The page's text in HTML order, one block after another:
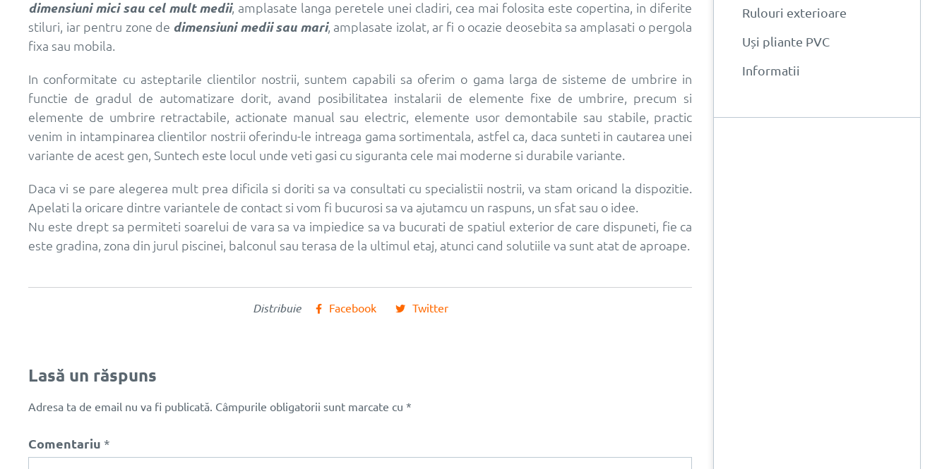
dimensiuni mici sau cel mult medii, amplasate langa peretele unei cladiri, cea mai folosita este copertina, in diferite
stiluri, iar pentru zone de dimensiuni medii sau mari, amplasate izolat, ar fi o ocazie deosebita sa amplasati o pergola
fixa sau mobila.
In conformitate cu asteptarile clientilor nostrii, suntem capabili sa oferim o gama larga de sisteme de umbrire in
functie de gradul de automatizare dorit, avand posibilitatea instalarii de elemente fixe de umbrire, precum si
elemente de umbrire retractabile, actionate manual sau electric, elemente usor demontabile sau stabile, practic
venim in intampinarea clientilor nostrii oferindu-le intreaga gama sortimentala, astfel ca, daca sunteti in cautarea unei
variante de acest gen, Suntech este locul unde veti gasi cu siguranta cele mai moderne si durabile variante.
Daca vi se pare alegerea mult prea dificila si doriti sa va consultati cu specialistii nostrii, va stam oricand la dispozitie.
Apelati la oricare dintre variantele de contact si vom fi bucurosi sa va ajutamcu un raspuns, un sfat sau o idee.
Nu este drept sa permiteti soarelui de vara sa va impiedice sa va bucurati de spatiul exterior de care dispuneti, fie ca
este gradina, zona din jurul piscinei, balconul sau terasa de la ultimul etaj, atunci cand solutiile va sunt atat de aproape.
Distribuie Facebook Twitter
Lasă un răspuns
Adresa ta de email nu va fi publicată. Câmpurile obligatorii sunt marcate cu*
Comentariu *
Rulouri exterioare
Uși pliante PVC
Informatii